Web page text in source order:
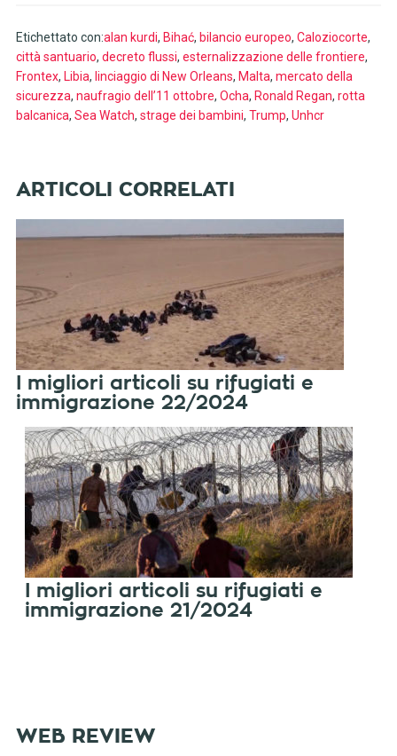
Etichettato con:alan kurdi, Bihać, bilancio europeo, Caloziocorte,
città santuario, decreto flussi, esternalizzazione delle frontiere,
Frontex, Libia, linciaggio di New Orleans, Malta, mercato della
sicurezza, naufragio dell’11 ottobre, Ocha, Ronald Regan, rotta
balcanica, Sea Watch, strage dei bambini, Trump, Unhcr
I migliori articoli su rifugiati e
immigrazione 22/2024
I migliori articoli su rifugiati e
immigrazione 21/2024
WEB REVIEW